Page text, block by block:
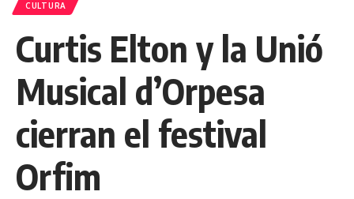
CULTURA
Curtis Elton y la Unió
Musical d’Orpesa
cierran el festival
Orfim